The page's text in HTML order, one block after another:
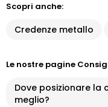
Scopri anche:
Credenze metallo
Le nostre pagine
Dove posizionare la
meglio?